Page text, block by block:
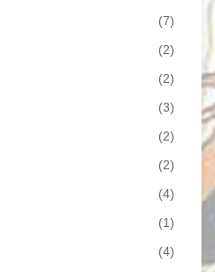
(7)
(2)
(2)
(3)
(2)
(2)
(4)
(1)
(4)